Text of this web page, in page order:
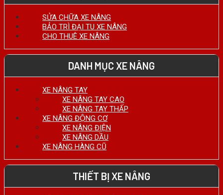
SỬA CHỮA XE NÂNG
BẢO TRÌ ĐẠI TU XE NÂNG
CHO THUÊ XE NÂNG
DANH MỤC XE NÂNG
XE NÂNG TAY
XE NÂNG TAY CAO
XE NÂNG TAY THẤP
XE NÂNG ĐỘNG CƠ
XE NÂNG ĐIỆN
XE NÂNG DẦU
XE NÂNG HÀNG CŨ
THIẾT BỊ XE NÂNG